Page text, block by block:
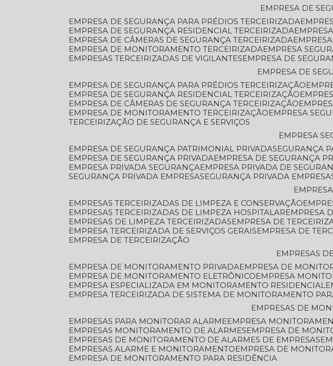
EMPRESA DE
EMPRESA DE SEGURANÇA PARA PRÉDIOS TERCEIRIZADA
EMPRESA DE SEGURANÇA RESIDENCIAL TERCEIRIZADA
EMPRESA DE CÂMERAS DE SEGURANÇA TERCEIRIZADA
EMPRESA DE MONITORAMENTO TERCEIRIZADA
EMPRESA
EMPRESAS TERCEIRIZADAS DE VIGILANTES
EMPRESA DE
EMPRESA DE
EMPRESA DE SEGURANÇA PARA PRÉDIOS TERCEIRIZAÇÃO
EMPRESA DE SEGURANÇA RESIDENCIAL TERCEIRIZAÇÃO
EMPRESA DE CÂMERAS DE SEGURANÇA TERCEIRIZAÇÃO
EMPRESA DE MONITORAMENTO TERCEIRIZAÇÃO
EMPRESA
TERCEIRIZAÇÃO DE SEGURANÇA E SERVIÇOS
EMPRESA
EMPRESA DE SEGURANÇA PATRIMONIAL PRIVADA SEGURANÇA
EMPRESA DE SEGURANÇA PRIVADA
EMPRESA DE SEGURANÇA
EMPRESA PRIVADA SEGURANÇA
EMPRESA PRIVADA DE
SEGURANÇA PRIVADA EMPRESA SEGURANÇA PRIVADA
EMPRESAS TERCEIRIZADAS DE LIMPEZA E CONSERVAÇÃO
EMPRESAS TERCEIRIZADAS DE LIMPEZA HOSPITALAR
EMPRESA
EMPRESAS DE LIMPEZA TERCEIRIZADAS
EMPRESA DE
EMPRESA TERCEIRIZADA DE SERVIÇOS GERAIS
EMPRESA DE
EMPRESA DE TERCEIRIZAÇÃO
EMPRESAS
EMPRESA DE MONITORAMENTO PRIVADA
EMPRESA DE
EMPRESA DE MONITORAMENTO ELETRÔNICO
EMPRESA
EMPRESA ESPECIALIZADA EM MONITORAMENTO RESIDENCIAL
EMPRESA TERCEIRIZADA DE SISTEMA DE MONITORAMENTO
EMPRESAS DE
EMPRESAS PARA MONITORAR ALARME
EMPRESA
EMPRESAS MONITORAMENTO DE ALARMES
EMPRESA DE
EMPRESAS DE MONITORAMENTO DE ALARMES DE EMPRESAS
EMPRESAS ALARME E MONITORAMENTO
EMPRESA DE
EMPRESA DE MONITORAMENTO PARA RESIDÊNCIA